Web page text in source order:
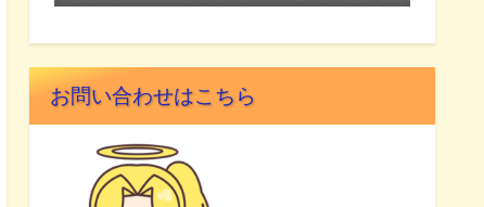
投資信託』
お問い合わせはこちら